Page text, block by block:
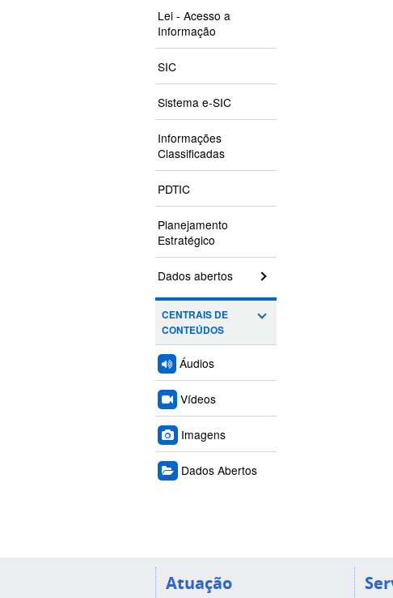
Lei - Acesso a
Informação
SIC
Sistema e-SIC
Informações
Classificadas
PDTIC
Planejamento
Estratégico
Dados abertos
CENTRAIS DE
CONTEÚDOS
Áudios
Vídeos
Imagens
Dados Abertos
Atuação